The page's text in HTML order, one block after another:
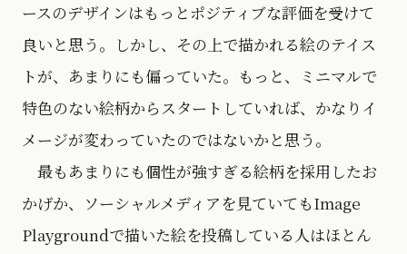
ースのデザインはもっとポジティブな評価を受けて
良いと思う。しかし、その上で描かれる絵のテイス
トが、あまりにも偏っていた。もっと、ミニマルで
特色のない絵柄からスタートしていれば、かなりイ
メージが変わっていたのではないかと思う。
最もあまりにも個性が強すぎる絵柄を採用したお
かげか、ソーシャルメディアを見ていてもImage
Playgroundで描いた絵を投稿している人はほとん